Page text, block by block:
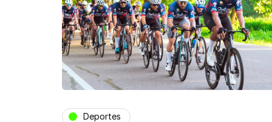
Deportes